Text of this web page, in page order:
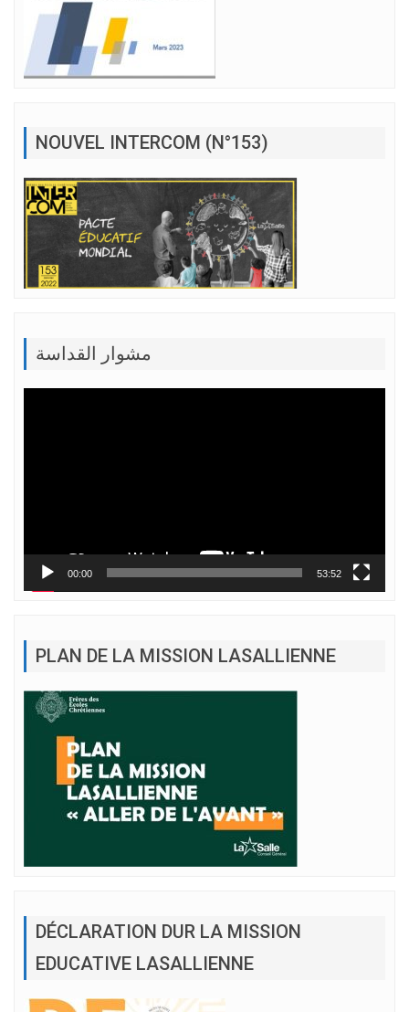
NOUVEL INTERCOM (N°153)
مشوار القداسة
00:00 53:52
PLAN DE LA MISSION LASALLIENNE
DÉCLARATION DUR LA MISSION
EDUCATIVE LASALLIENNE